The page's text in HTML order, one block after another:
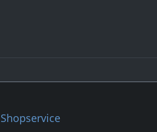
Shopservice